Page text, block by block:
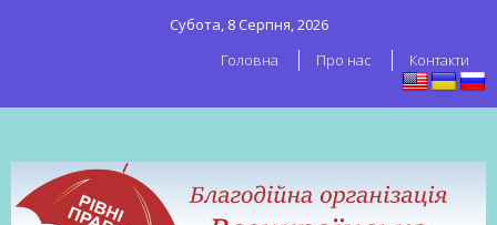
Субота, 8 Серпня, 2026
Головна
Про нас Контакти
робітників